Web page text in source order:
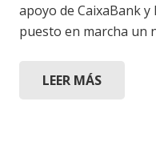
apoyo de CaixaBank y
puesto en marcha un
LEER MÁS